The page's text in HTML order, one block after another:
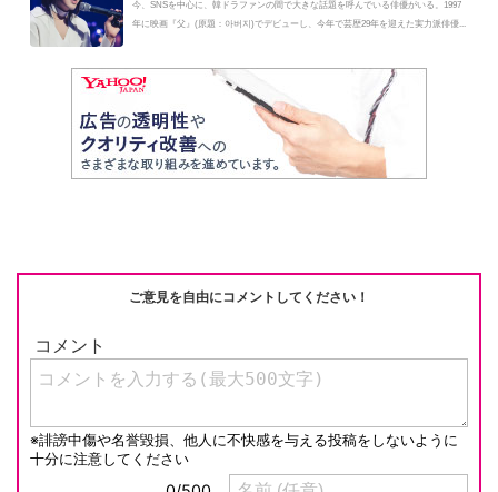
今、SNSを中心に、韓ドラファンの間で大きな話題を呼んでいる俳優がいる。1997
年に映画『父』(原題：아버지)でデビューし、今年で芸歴29年を迎えた実力派俳優...
ご意見を自由にコメントしてください！